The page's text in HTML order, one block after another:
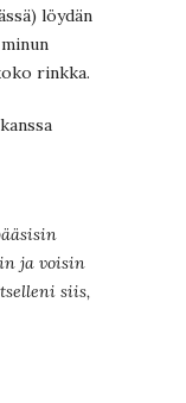
löydän
rinkka.
ja voisin
siis,